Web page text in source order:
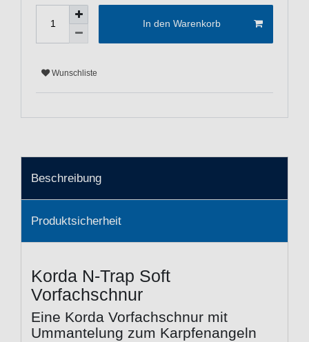
In den Warenkorb
Wunschliste
Beschreibung
Produktsicherheit
Korda N-Trap Soft
Vorfachschnur
Eine Korda Vorfachschnur mit
Ummantelung zum Karpfenangeln